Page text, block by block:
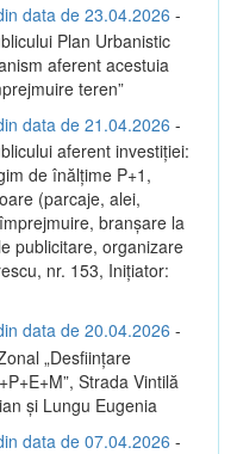
data de 23.04.2026 -
Plan Urbanistic
aferent acestuia
teren”
data de 21.04.2026 -
aferent investiției:
de înălțime P+1,
(parcaje, alei,
branșare la
publicitare, organizare
nr. 153, Inițiator:
data de 20.04.2026 -
„Desființare
Strada Vintilă
și Lungu Eugenia
data de 07.04.2026 -